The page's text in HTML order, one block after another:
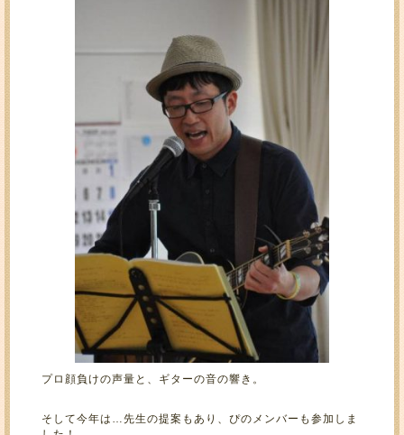
プロ顔負けの声量と、ギターの音の響き。
そして今年は…先生の提案もあり、ぴのメンバーも参加しま